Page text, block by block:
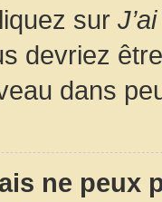
sur
devriez
dans
ne peux